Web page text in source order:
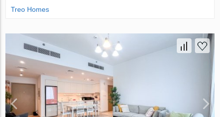
Treo Homes